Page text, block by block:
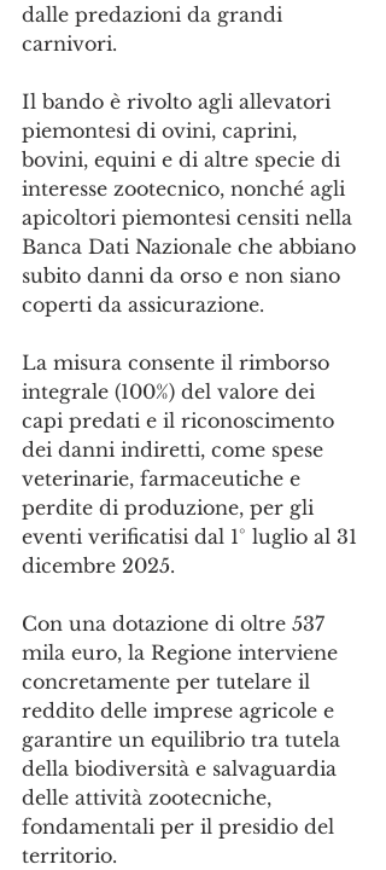
dalle predazioni da grandi
carnivori.
Il bando è rivolto agli allevatori
piemontesi di ovini, caprini,
bovini, equini e di altre specie di
interesse zootecnico, nonché agli
apicoltori piemontesi censiti nella
Banca Dati Nazionale che abbiano
subito danni da orso e non siano
coperti da assicurazione.
La misura consente il rimborso
integrale (100%) del valore dei
capi predati e il riconoscimento
dei danni indiretti, come spese
veterinarie, farmaceutiche e
perdite di produzione, per gli
eventi verificatisi dal 1° luglio al 31
dicembre 2025.
Con una dotazione di oltre 537
mila euro, la Regione interviene
concretamente per tutelare il
reddito delle imprese agricole e
garantire un equilibrio tra tutela
della biodiversità e salvaguardia
delle attività zootecniche,
fondamentali per il presidio del
territorio.